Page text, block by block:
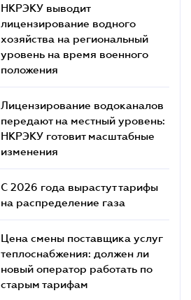
НКРЭКУ выводит
лицензирование водного
хозяйства на региональный
уровень на время военного
положения
Лицензирование водоканалов
передают на местный уровень:
НКРЭКУ готовит масштабные
изменения
С 2026 года вырастут тарифы
на распределение газа
Цена смены поставщика услуг
теплоснабжения: должен ли
новый оператор работать по
старым тарифам